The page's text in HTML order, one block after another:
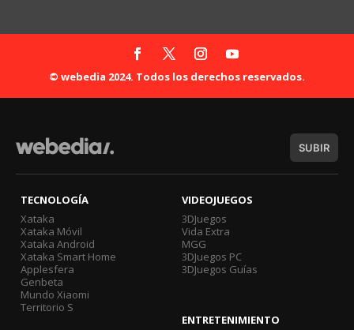
© webedia 2024. Todos los derechos reservados.
SUBIR
TECNOLOGÍA
Xataka
Xataka Móvil
Xataka Android
Xataka Smart Home
Applesfera
Genbeta
Mundo Xiaomi
Territorio S
VIDEOJUEGOS
3DJuegos
Vida Extra
MGG
3DJuegos PC
3DJuegos Guías
ENTRETENIMIENTO